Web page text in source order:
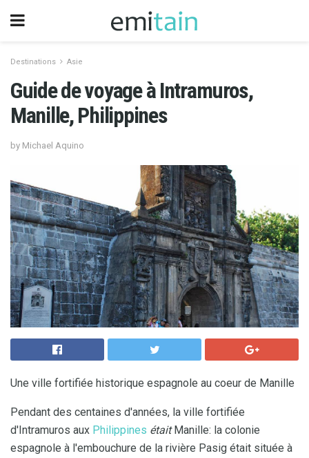
Destinations Asie
Guide de voyage à Intramuros,
Manille, Philippines
by Michael Aquino
Une ville fortifiée historique espagnole au coeur de Manille
Pendant des centaines d'années, la ville fortifiée
d'Intramuros aux Philippines étaitManille: la colonie
espagnole à l'embouchure de la rivière Pasig était située à